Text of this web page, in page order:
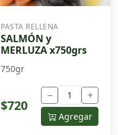
PASTA RELLENA
SALMÓN y
MERLUZA x750grs
750gr
$720
− +
Agregar